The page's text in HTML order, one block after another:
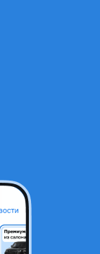
G4NA G4NB